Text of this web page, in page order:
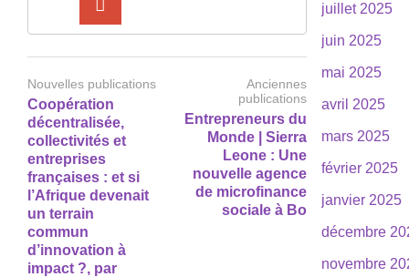
Nouvelles publications
Coopération
décentralisée,
collectivités et
entreprises
françaises : et si
l’Afrique devenait
un terrain
commun
d’innovation à
impact ?, par
Anciennes
publications
Entrepreneurs du
Monde | Sierra
Leone : Une
nouvelle agence
de microfinance
sociale à Bo
juillet 2025
juin 2025
mai 2025
avril 2025
mars 2025
février 2025
janvier 2025
décembre
novembre